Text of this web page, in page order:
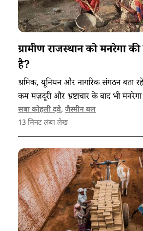
ग्रामीण राजस्थान को मनरेगा
है?
श्रमिक, यूनियन और नागरिक संगठन बता
कम मज़दूरी और भ्रष्टाचार के बाद भी
और महिला सशक्तिकरण में महत्वपूर्ण
सबा कोहली दवे,जैस्मीन बल
13 मिनट लंबा लेख